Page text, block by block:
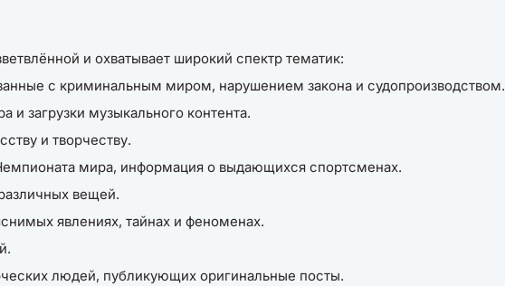
и охватывает широкий спектр тематик:
с криминальным миром, нарушением закона и судопроизводством.
и загрузки музыкального контента.
и творчеству.
мира, информация о выдающихся спортсменах.
вещей.
явлениях, тайнах и феноменах.
людей, публикующих оригинальные посты.